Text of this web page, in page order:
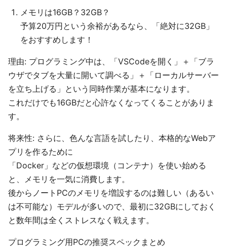
メモリは16GB？32GB？
予算20万円という余裕があるなら、「絶対に32GB」
をおすすめします！
理由: プログラミング中は、「VSCodeを開く」＋「ブラ
ウザでタブを大量に開いて調べる」＋「ローカルサーバー
を立ち上げる」という同時作業が基本になります。
これだけでも16GBだと心許なくなってくることがありま
す。
将来性: さらに、色んな言語を試したり、本格的なWebア
プリを作るために
「Docker」などの仮想環境（コンテナ）を使い始める
と、メモリを一気に消費します。
後からノートPCのメモリを増設するのは難しい（あるい
は不可能な）モデルが多いので、最初に32GBにしておく
と数年間は全くストレスなく戦えます。
プログラミング用PCの推奨スペックまとめ